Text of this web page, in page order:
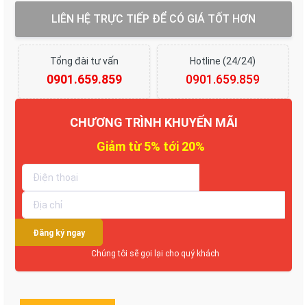
LIÊN HỆ TRỰC TIẾP ĐỂ CÓ GIÁ TỐT HƠN
Tổng đài tư vấn
0901.659.859
Hotline (24/24)
0901.659.859
CHƯƠNG TRÌNH KHUYẾN MÃI
Đăng ký ngay
Chúng tôi sẽ gọi lại cho quý khách